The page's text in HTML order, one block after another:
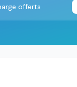
offerts